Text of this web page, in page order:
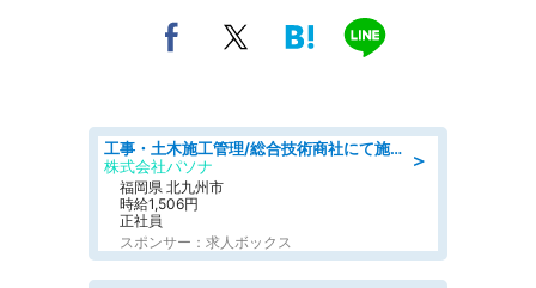
＞
工事・土木施工管理/総合技術商社にて施工管理のお仕事/即日勤務可/車通勤可/工事・土木施工管理/生産・品質管理
株式会社パソナ
福岡県 北九州市
時給1,506円
正社員
スポンサー：求人ボックス